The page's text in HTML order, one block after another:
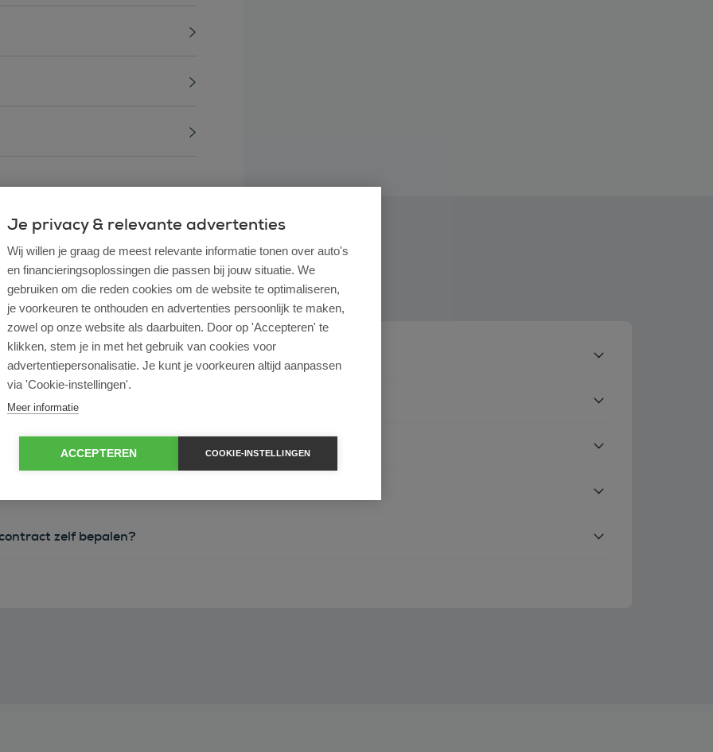
ondernemer?
operational lease?
ROS Finance?
zelf bepalen?
Je privacy & relevante advertenties
Wij willen je graag de meest relevante informatie tonen over auto's
en financieringsoplossingen die passen bij jouw situatie. We
gebruiken om die reden cookies om de website te optimaliseren,
je voorkeuren te onthouden en advertenties persoonlijk te maken,
zowel op onze website als daarbuiten. Door op 'Accepteren' te
klikken, stem je in met het gebruik van cookies voor
advertentiepersonalisatie. Je kunt je voorkeuren altijd aanpassen
via 'Cookie-instellingen'.
Meer informatie
ACCEPTEREN COOKIE-INSTELLINGEN